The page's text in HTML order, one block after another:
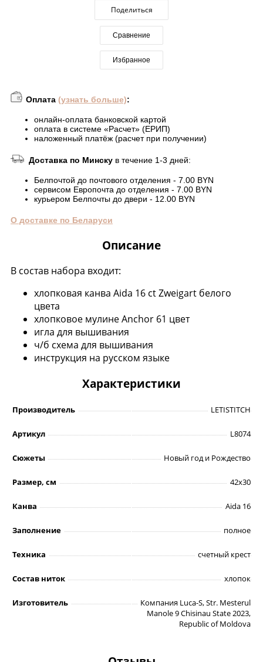
Поделиться
Сравнение
Избранное
Оплата (узнать больше):
онлайн-оплата банковской картой
оплата в системе «Расчет» (ЕРИП)
наложенный платёж (расчет при получении)
Доставка по Минску в течение 1-3 дней:
Белпочтой до почтового отделения - 7.00 BYN
сервисом Европочта до отделения - 7.00 BYN
курьером Белпочты до двери - 12.00 BYN
О доставке по Беларуси
Описание
В состав набора входит:
хлопковая канва Aida 16 ct Zweigart белого
цвета
хлопковое мулине Anchor 61 цвет
игла для вышивания
ч/б схема для вышивания
инструкция на русском языке
Характеристики
Производитель LETISTITCH
Артикул L8074
Сюжеты Новый год и Рождество
Размер, см 42х30
Канва Aida 16
Заполнение полное
Техника счетный крест
Состав ниток хлопок
Изготовитель
Компания Luca-S, Str. Mesterul
Manole 9 Chisinau State 2023,
Republic of Moldova